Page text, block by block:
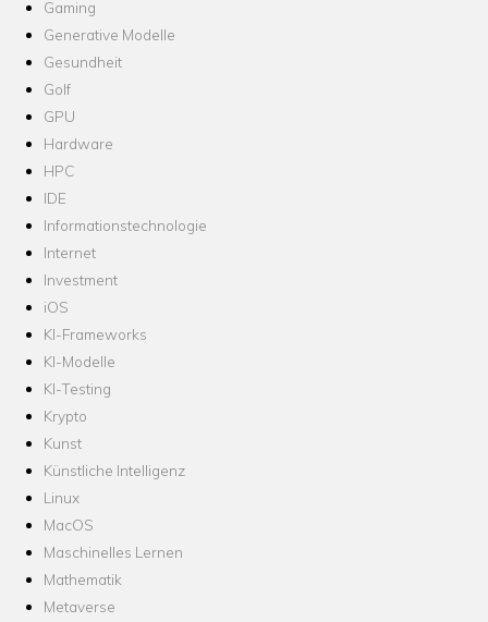
Gaming
Generative Modelle
Gesundheit
Golf
GPU
Hardware
HPC
IDE
Informationstechnologie
Internet
Investment
iOS
KI-Frameworks
KI-Modelle
KI-Testing
Krypto
Kunst
Künstliche Intelligenz
Linux
MacOS
Maschinelles Lernen
Mathematik
Metaverse